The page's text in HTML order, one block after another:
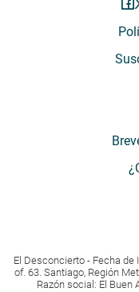
El Desconcierto - Fecha
of. 63. Santiago, Región
Razón social: El Buen